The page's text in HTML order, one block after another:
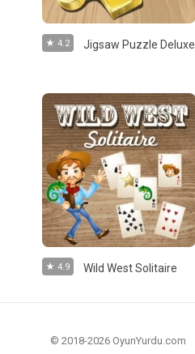
4.2 Jigsaw Puzzle Deluxe
4.9 Wild West Solitaire
© 2018-2026 OyunYurdu.com